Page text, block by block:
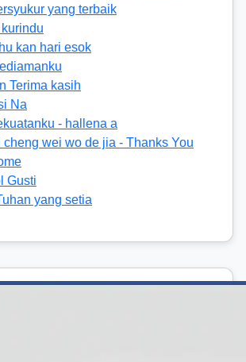
yang terbaik
kan hari esok
Terima kasih
Na
- hallena a
cheng wei wo de jia - Thanks You
Gusti
yang setia